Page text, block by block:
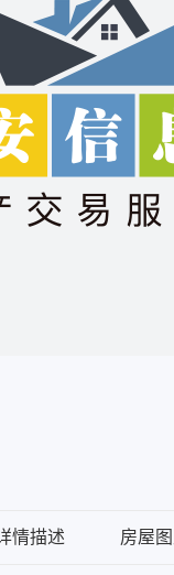
情描述 房屋